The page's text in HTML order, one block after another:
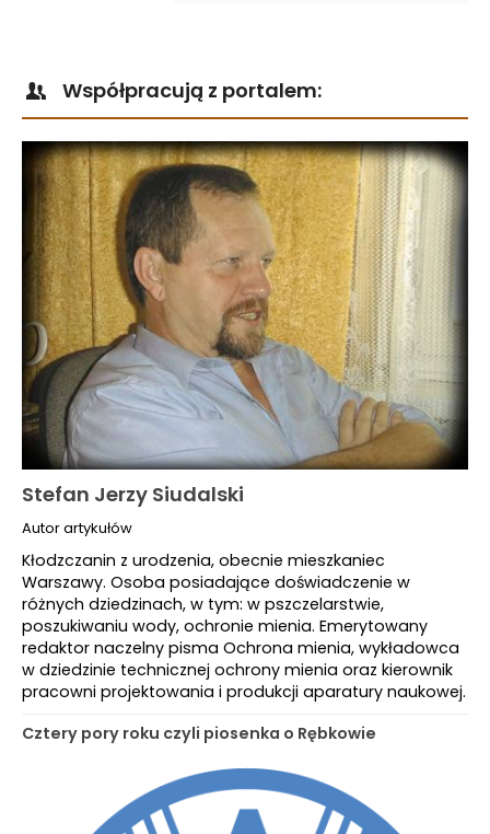
Współpracują z portalem:
Stefan Jerzy Siudalski
Autor artykułów
Kłodzczanin z urodzenia, obecnie mieszkaniec
Warszawy. Osoba posiadające doświadczenie w
różnych dziedzinach, w tym: w pszczelarstwie,
poszukiwaniu wody, ochronie mienia. Emerytowany
redaktor naczelny pisma Ochrona mienia, wykładowca
w dziedzinie technicznej ochrony mienia oraz kierownik
pracowni projektowania i produkcji aparatury naukowej.
Cztery pory roku czyli piosenka o Rębkowie